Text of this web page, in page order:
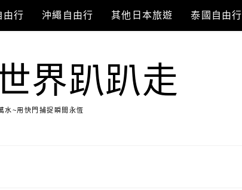
由行 沖繩自由行 其他日本旅遊 泰國自由行
界趴趴走
水~用快門捕捉瞬間永恆